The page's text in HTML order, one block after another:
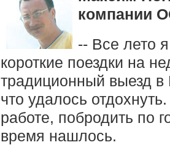
компании
-- Все лето
короткие поездки на
традиционный выезд
что удалось
работе, побродить по
время нашлось.